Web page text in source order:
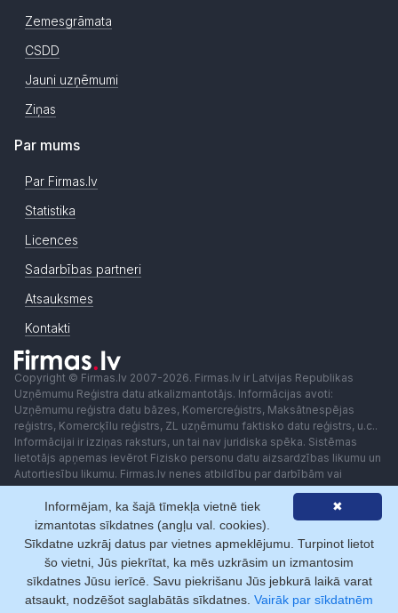
Zemesgrāmata
CSDD
Jauni uzņēmumi
Ziņas
Par mums
Par Firmas.lv
Statistika
Licences
Sadarbības partneri
Atsauksmes
Kontakti
Copyright © Firmas.lv 2007-2026. Firmas.lv ir Latvijas Republikas
Uzņēmumu Reģistra datu atkalizmantotājs. Informācijas avoti:
Uzņēmumu reģistra datu bāzes, Komercreģistrs, Maksātnespējas
reģistrs, Komercķīlu reģistrs, ZL uzņēmumu faktisko datu reģistrs, u.c..
Informācijai ir izziņas raksturs, un tai nav juridiska spēka. Sistēmas
lietotājs apņemas ievērot Fizisko personu datu aizsardzības likumu un
Autortiesību likumu. Firmas.lv nenes atbildību par darbībām vai
lēmumiem, kas balstīti uz saņemto pakalpojumu. Lietotājam aizliegts
izmantot jebkādas automatizētas sistēmas vai iekārtas (robotus)
piekļuvei sistēmai bez rakstiskas saskaņošanas ar Firmas.lv. Galvenā
redaktore: Ingūna Pempere.
Lietošanas noteikumi
Privātuma politika Norēķini ar
✖
Informējam, ka šajā tīmekļa vietnē tiek
izmantotas sīkdatnes (angļu val. cookies).
Sīkdatne uzkrāj datus par vietnes apmeklējumu. Turpinot lietot
šo vietni, Jūs piekrītat, ka mēs uzkrāsim un izmantosim
sīkdatnes Jūsu ierīcē. Savu piekrišanu Jūs jebkurā laikā varat
atsaukt, nodzēšot saglabātās sīkdatnes. Vairāk par sīkdatnēm